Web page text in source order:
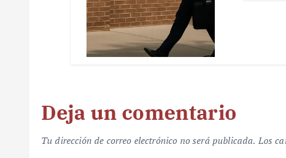
Deja un comentario
Tu dirección de correo electrónico no será publicada. Los